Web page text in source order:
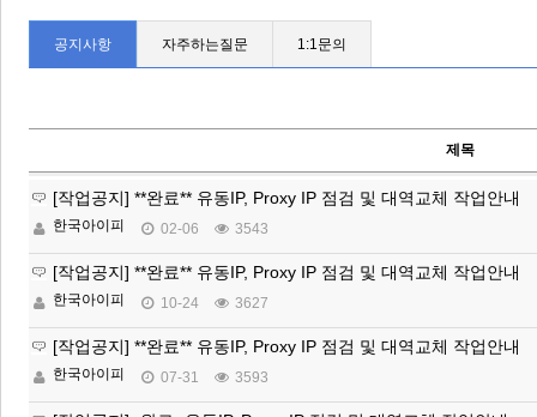
공지사항 자주하는질문 1:1문의
제목
[작업공지] **완료** 유동IP, Proxy IP 점검 및 대역교체 작업안내
한국아이피 02-06 3543
[작업공지] **완료** 유동IP, Proxy IP 점검 및 대역교체 작업안내
한국아이피 10-24 3627
[작업공지] **완료** 유동IP, Proxy IP 점검 및 대역교체 작업안내
한국아이피 07-31 3593